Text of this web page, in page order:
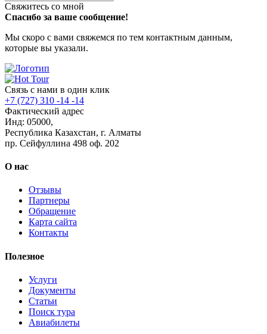
Свяжитесь со мной
Спасибо за ваше сообщение!
Мы скоро с вами свяжемся по тем контактным данным,
которые вы указали.
Связь с нами в один клик
+7 (727) 310 -14 -14
Фактический адрес
Инд: 05000,
Республика Казахстан, г. Алматы
пр. Сейфуллина 498 оф. 202
О нас
Отзывы
Партнеры
Обращение
Карта сайта
Контакты
Полезное
Услуги
Документы
Статьи
Поиск тура
Авиабилеты